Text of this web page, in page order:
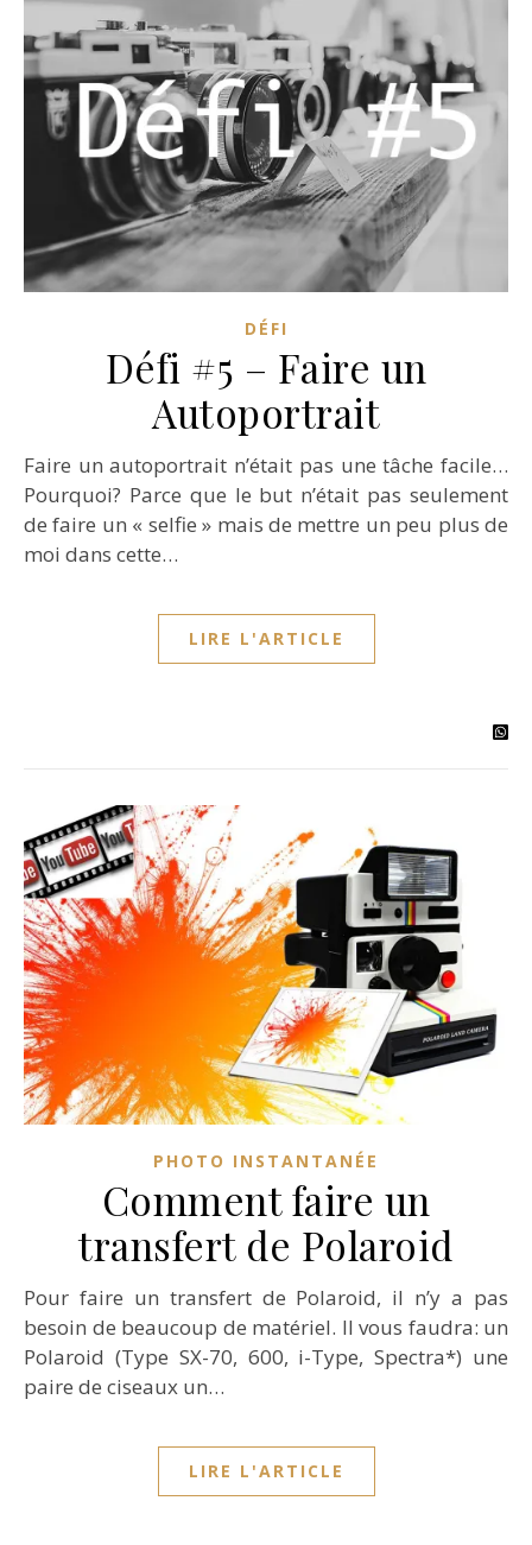
DÉFI
Défi #5 – Faire un
Autoportrait
Faire un autoportrait n’était pas une tâche facile…
Pourquoi? Parce que le but n’était pas seulement
de faire un « selfie » mais de mettre un peu plus de
moi dans cette…
LIRE L'ARTICLE
PHOTO INSTANTANÉE
Comment faire un
transfert de Polaroid
Pour faire un transfert de Polaroid, il n’y a pas
besoin de beaucoup de matériel. Il vous faudra: un
Polaroid (Type SX-70, 600, i-Type, Spectra*) une
paire de ciseaux un…
LIRE L'ARTICLE